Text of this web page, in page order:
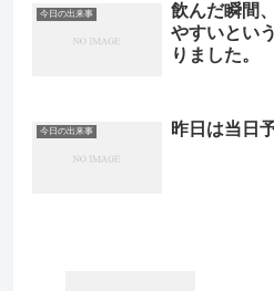
今日の出来事
飲んだ瞬間
やすいとい
りました。
今日の出来事 昨日は当日